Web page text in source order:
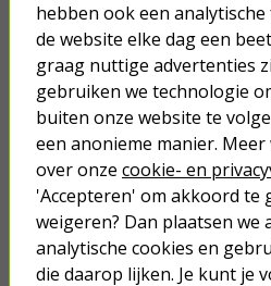
Als je thuis een wasdroger of
belangrijk om de lucht die hieruit
deze lucht niet naar buiten wordt
voor muffe geurtjes of
zorg je er eenvoudig voor dat de
afgevoerd. In ons assortiment vind
luchtafvoerslangen met
zodat er altijd eentje past bij jouw
de afvoer naar buiten te leiden?
Kabelshop.nl handige
condensbak, waarin de stoom van
opgevangen.
hebben ook een
de website elke dag een
graag nuttige advertenties
gebruiken we technologie
buiten onze website te
een anonieme manier. Meer
over onze cookie- en
'Accepteren' om akkoord te
weigeren? Dan plaatsen we
analytische cookies en
die daarop lijken. Je kunt je